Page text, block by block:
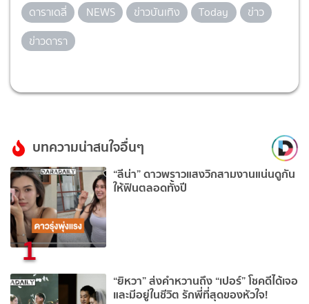
ดาราเดลี่ NEWS ข่าวบันเทิง Today
ข่าว
ข่าวดารา
บทความน่าสนใจอื่นๆ
1
“ลีน่า” ดาวพราวแสงวิกสามงานแน่นดูกัน
ให้ฟินตลอดทั้งปี
“ยิหวา” ส่งคำหวานถึง “เปอร์” โชคดีได้เจอ
และมีอยู่ในชีวิต รักพี่ที่สุดของหัวใจ!